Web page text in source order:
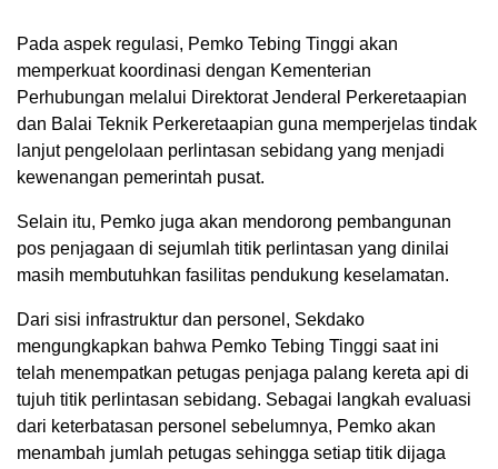
Pada aspek regulasi, Pemko Tebing Tinggi akan
memperkuat koordinasi dengan Kementerian
Perhubungan melalui Direktorat Jenderal Perkeretaapian
dan Balai Teknik Perkeretaapian guna memperjelas tindak
lanjut pengelolaan perlintasan sebidang yang menjadi
kewenangan pemerintah pusat.
Selain itu, Pemko juga akan mendorong pembangunan
pos penjagaan di sejumlah titik perlintasan yang dinilai
masih membutuhkan fasilitas pendukung keselamatan.
Dari sisi infrastruktur dan personel, Sekdako
mengungkapkan bahwa Pemko Tebing Tinggi saat ini
telah menempatkan petugas penjaga palang kereta api di
tujuh titik perlintasan sebidang. Sebagai langkah evaluasi
dari keterbatasan personel sebelumnya, Pemko akan
menambah jumlah petugas sehingga setiap titik dijaga